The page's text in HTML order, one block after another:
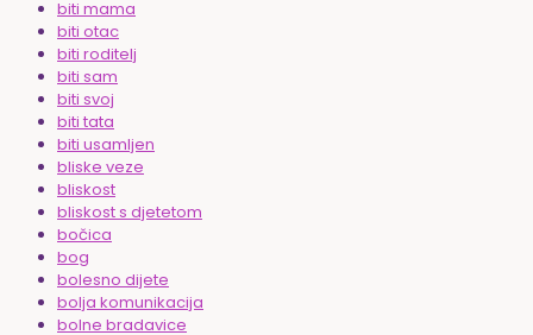
biti mama
biti otac
biti roditelj
biti sam
biti svoj
biti tata
biti usamljen
bliske veze
bliskost
bliskost s djetetom
bočica
bog
bolesno dijete
bolja komunikacija
bolne bradavice